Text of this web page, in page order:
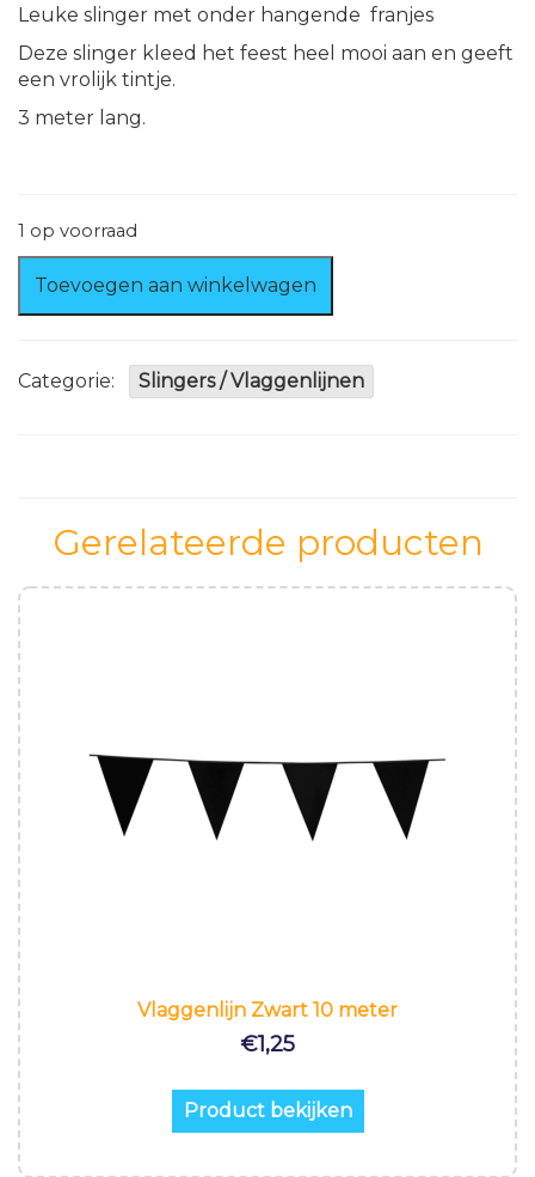
Leuke slinger met onder hangende franjes
Deze slinger kleed het feest heel mooi aan en geeft
een vrolijk tintje.
3 meter lang.
1 op voorraad
slinger
3
aantal
Toevoegen aan winkelwagen
Categorie: Slingers / Vlaggenlijnen
Gerelateerde producten
Vlaggenlijn Zwart 10 meter
€1,25
Product bekijken